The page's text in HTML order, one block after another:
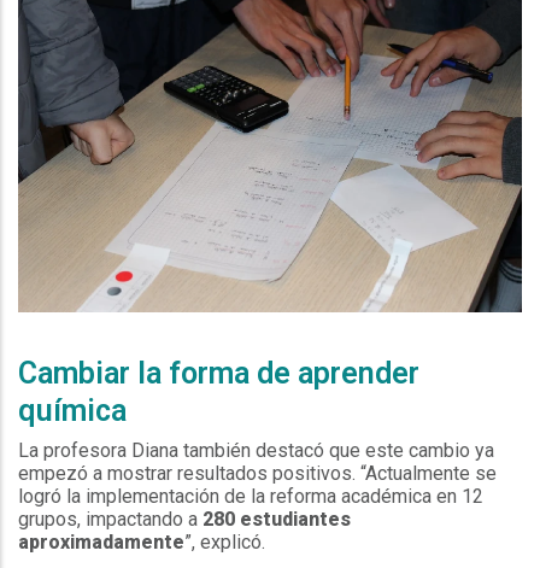
Cambiar la forma de aprender
química
La profesora Diana también destacó que este cambio ya
empezó a mostrar resultados positivos. “Actualmente se
logró la implementación de la reforma académica en 12
grupos, impactando a 280 estudiantes
aproximadamente”, explicó.